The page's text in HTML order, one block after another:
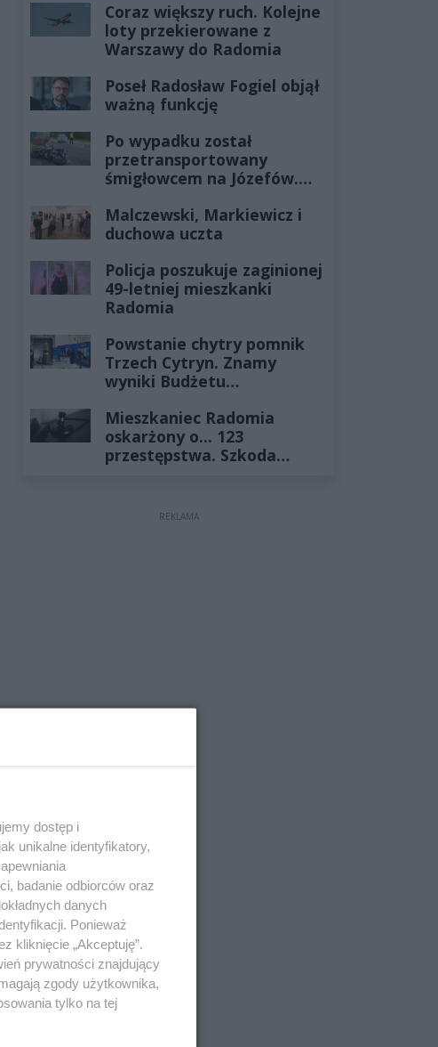
Coraz większy ruch. Kolejne
loty przekierowane z
Warszawy do Radomia
Poseł Radosław Fogiel objął
ważną funkcję
Po wypadku został
przetransportowany
śmigłowcem na Józefów.
żyłach
Malczewski, Markiewicz i
duchowa uczta
Policja poszukuje zaginionej
49-letniej mieszkanki
Radomia
Powstanie chytry pomnik
Trzech Cytryn. Znamy
wyniki Budżetu
Mieszkaniec Radomia
oskarżony o... 123
przestępstwa. Szkoda
REKLAMA
dostęp i
unikalne identyfikatory,
badanie odbiorców oraz
danych
Ponieważ
kliknięcie „Akceptuję”.
prywatności znajdujący
zgody użytkownika,
tylko na tej